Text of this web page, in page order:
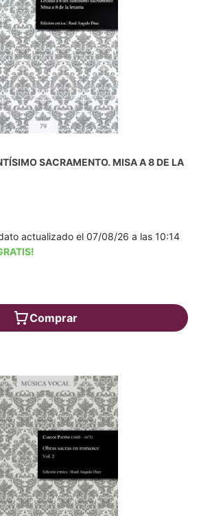
SACRAMENTO. MISA A 8 DE LA
actualizado el 07/08/26 a las 10:14
Comprar